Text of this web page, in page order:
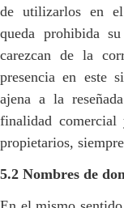
de utilizarlos en
queda prohibida
carezcan de la
presencia en este
ajena a la
finalidad
propietarios,
5.2 Nombres de